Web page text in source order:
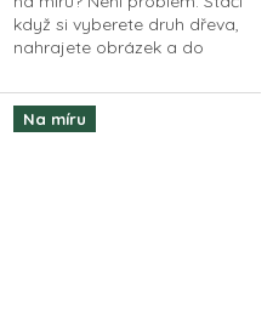
hvězdiček.
když si vyberete druh dřeva,
nahrajete obrázek a do
představujete na album
umístit, nebo...
Na míru